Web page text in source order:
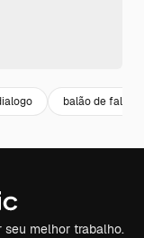
balão de fala
melhor trabalho.